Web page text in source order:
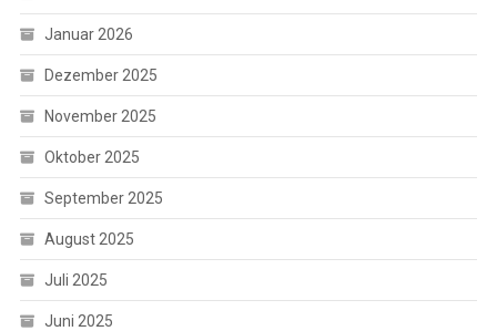
Januar 2026
Dezember 2025
November 2025
Oktober 2025
September 2025
August 2025
Juli 2025
Juni 2025